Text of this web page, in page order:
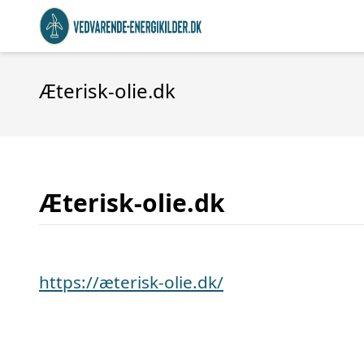
Æterisk-olie.dk
Æterisk-olie.dk
https://æterisk-olie.dk/